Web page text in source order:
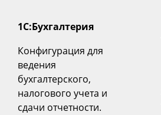
1С:Бухгалтерия
Конфигурация для
ведения
бухгалтерского,
налогового учета и
сдачи отчетности.